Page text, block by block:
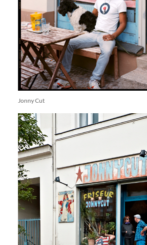
Jonny Cut